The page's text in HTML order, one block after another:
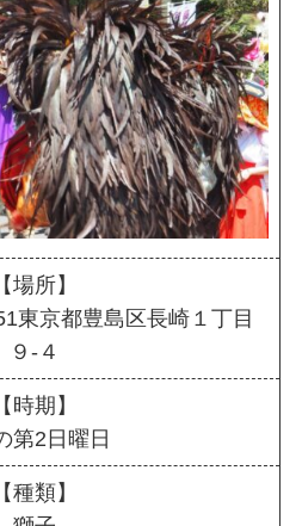
【場所】
東京都豊島区長崎１丁目
９-４
【時期】
第2日曜日
【種類】